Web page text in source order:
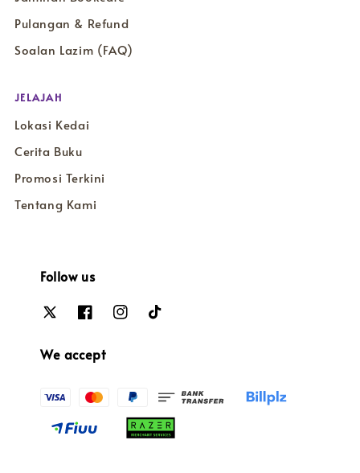
Pulangan & Refund
Soalan Lazim (FAQ)
JELAJAH
Lokasi Kedai
Cerita Buku
Promosi Terkini
Tentang Kami
Follow us
We accept